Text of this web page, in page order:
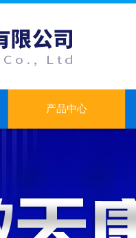
产品中心